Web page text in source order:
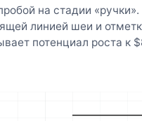
на стадии
линией шеи и
потенциал роста к